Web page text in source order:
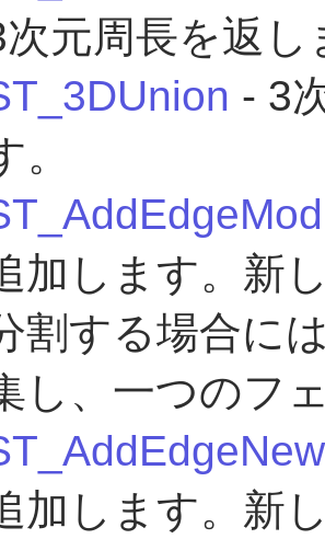
元周長を返し
- 3
。
加します。新
割する場合に
し、一つのフ
加します。新